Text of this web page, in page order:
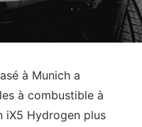
à Munich a
à combustible à
iX5 Hydrogen plus